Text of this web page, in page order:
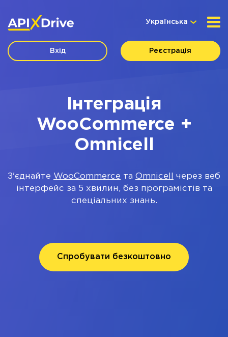
Українська
Вхід Реєстрація
Інтеграція
WooCommerce +
Omnicell
З'єднайте WooCommerce та Omnicell
через веб
інтерфейс за 5 хвилин, без програмістів та
спеціальних знань.
Спробувати безкоштовно